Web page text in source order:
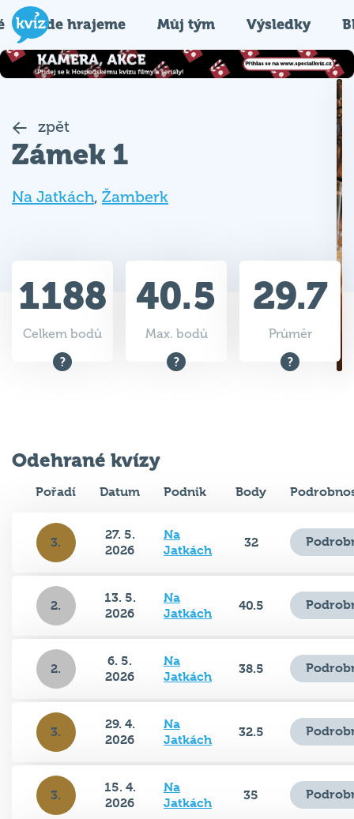
Kde hrajeme Můj tým Výsledky
zpět
Zámek 1
Na Jatkách, Žamberk
1188
Celkem bodů
40.5
Max. bodů
29.7
Průměr
Odehrané kvízy
Pořadí Datum Podnik Body
3.
27. 5.
2026
Na
Jatkách
32
2.
13. 5.
2026
Na
Jatkách
40.5
2.
6. 5.
2026
Na
Jatkách
38.5
3.
29. 4.
2026
Na
Jatkách
32.5
3.
15. 4.
2026
Na
Jatkách
35